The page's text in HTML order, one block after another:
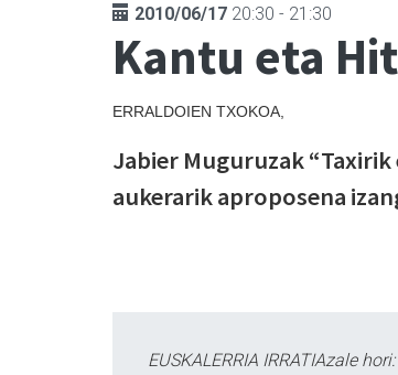
2010/06/17 20:30 - 21:30
Kantu eta
ERRALDOIEN TXOKOA,
Jabier Muguruzak
aukerarik aproposena
EUSKALERRIA IRRATIAzale hori: